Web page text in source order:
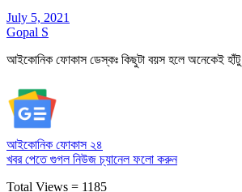
July 5, 2021
Gopal S
আইকোনিক ফোকাস ডেস্কঃ কিছুটা বয়স হলে অনেকেই
আইকোনিক ফোকাস ২৪
খবর পেতে গুগল নিউজ চ্যানেলফলো করুন
Total Views = 1185